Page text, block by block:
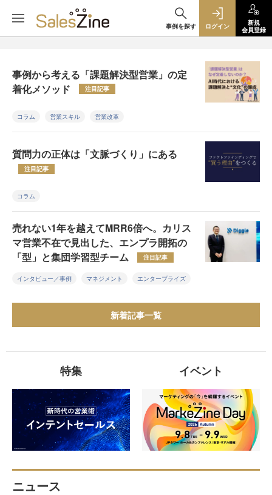
事例を探す ログイン
新規
会員登録
事例から考える「課題解決型営業」の定
着化メソッド
注目記事
コラム 営業スキル 営業改革
質問力の正体は「文脈づくり」にある
注目記事
コラム
売れない1年を越えてMRR6倍へ。カリス
マ営業不在で見出した、エンプラ開拓の
「型」と集団学習型チーム
注目記事
インタビュー／事例 マネジメント エンタープライズ
新着記事一覧
特集 イベント
ニュース